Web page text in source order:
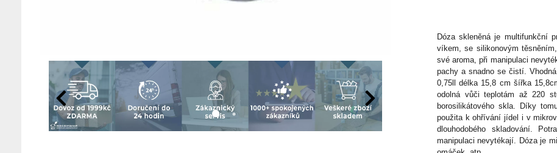
Dóza skleněná je multifunkční
víkem, se silikonovým
své aroma, při manipulaci
pachy a snadno se čistí.
0,75ll délka 15,8 cm šířka
odolná vůči teplotám až 220
borosilikátového skla. Díky
použita k ohřívání jídel i v
dlouhodobého skladování.
manipulaci nevytékají. Dóza je